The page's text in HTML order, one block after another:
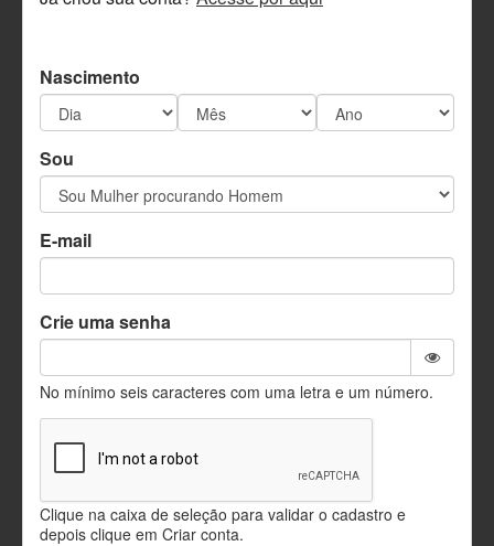
sério e
encontros
evangélicos
feito para
quem
procura um
amor em
Cristo.
Nascimento
Sou
E-mail
Crie uma senha
No mínimo seis caracteres com uma letra e um número.
Clique na caixa de seleção para validar o cadastro e
depois clique em Criar conta.